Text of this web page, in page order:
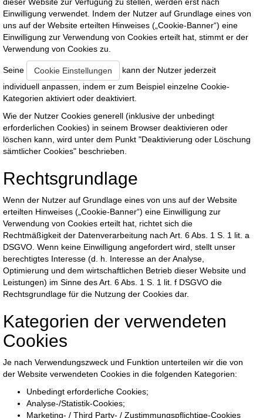
Einwilligung verwendet. Indem der Nutzer auf Grundlage eines von
uns auf der Website erteilten Hinweises („Cookie-Banner“) eine
Einwilligung zur Verwendung von Cookies erteilt hat, stimmt er der
Verwendung von Cookies zu.
Seine Cookie Einstellungen
kann der Nutzer jederzeit
individuell anpassen, indem er zum Beispiel einzelne Cookie-
Kategorien aktiviert oder deaktiviert.
Wie der Nutzer Cookies generell (inklusive der unbedingt
erforderlichen Cookies) in seinem Browser deaktivieren oder
löschen kann, wird unter dem Punkt "Deaktivierung oder Löschung
sämtlicher Cookies" beschrieben.
Rechtsgrundlage
Wenn der Nutzer auf Grundlage eines von uns auf der Website
erteilten Hinweises („Cookie-Banner“) eine Einwilligung zur
Verwendung von Cookies erteilt hat, richtet sich die
Rechtmäßigkeit der Datenverarbeitung nach Art. 6 Abs. 1 S. 1 lit. a
DSGVO. Wenn keine Einwilligung angefordert wird, stellt unser
berechtigtes Interesse (d. h. Interesse an der Analyse,
Optimierung und dem wirtschaftlichen Betrieb dieser Website und
Leistungen) im Sinne des Art. 6 Abs. 1 S. 1 lit. f DSGVO die
Rechtsgrundlage für die Nutzung der Cookies dar.
Kategorien der verwendeten
Cookies
Je nach Verwendungszweck und Funktion unterteilen wir die von
der Website verwendeten Cookies in die folgenden Kategorien:
Unbedingt erforderliche Cookies;
Analyse-/Statistik-Cookies;
Marketing- / Third Party- / Zustimmungspflichtige-Cookies